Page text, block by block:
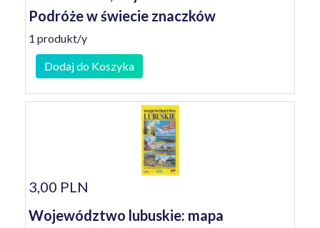
Podróże w świecie znaczków
1 produkt/y
Dodaj do Koszyka
3,00 PLN
Województwo lubuskie: mapa